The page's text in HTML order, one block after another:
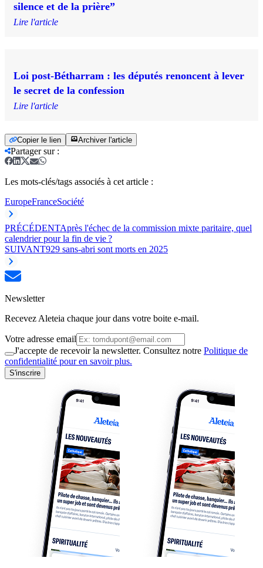
silence et de la prière”
Lire l'article
Loi post-Bétharram : les députés renoncent à lever
le secret de la confession
Lire l'article
Copier le lien Archiver l'article
Partager sur:
Les mots-clés/tags associés à cet article :
EuropeFranceSociété
PRÉCÉDENTAprès l'échec de la commission mixte paritaire, quel
calendrier pour la fin de vie ?
SUIVANT929 sans-abri sont morts en 2025
Newsletter
Recevez Aleteia chaque jour dans votre boite e-mail.
Votre adresse email
J'accepte de recevoir la newsletter. Consultez notre Politique de
confidentialité pour en savoir plus.
S'inscrire